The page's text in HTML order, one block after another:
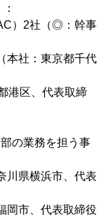
）2社（◎：幹事
本社：東京都千代
港区、代表取締
の業務を担う事
川県横浜市、代表
岡市、代表取締役